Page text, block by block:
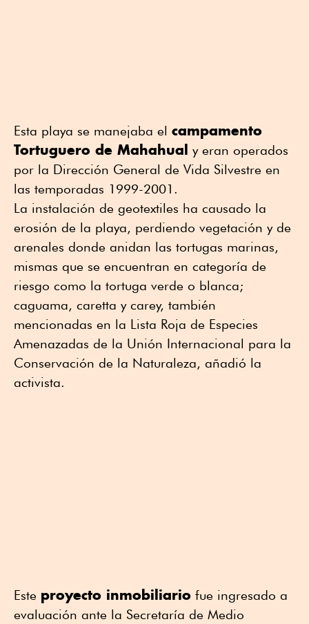
Esta playa se manejaba el campamento
Tortuguero de Mahahual y eran operados
por la Dirección General de Vida Silvestre en
las temporadas 1999-2001.
La instalación de geotextiles ha causado la
erosión de la playa, perdiendo vegetación y de
arenales donde anidan las tortugas marinas,
mismas que se encuentran en categoría de
riesgo como la tortuga verde o blanca;
caguama, caretta y carey, también
mencionadas en la Lista Roja de Especies
Amenazadas de la Unión Internacional para la
Conservación de la Naturaleza, añadió la
activista.
Este proyecto inmobiliario fue ingresado a
evaluación ante la Secretaría de Medio